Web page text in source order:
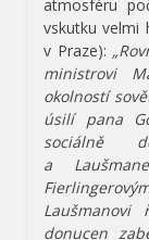
atmosféru
vskutku velmi
v Praze):
ministrovi
okolností
úsilí pana
sociálně
a
donucen